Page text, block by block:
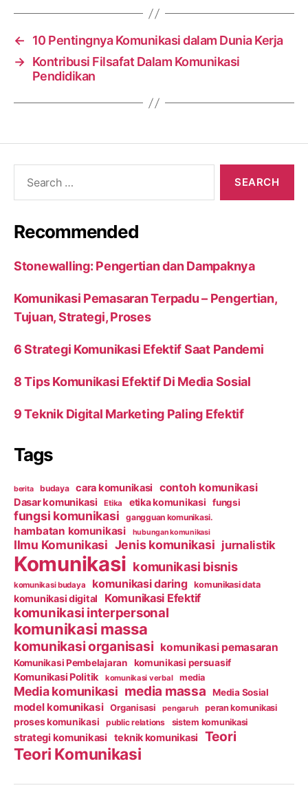
←
10 Pentingnya Komunikasi dalam Dunia Kerja
→ Kontribusi Filsafat Dalam Komunikasi
Pendidikan
Recommended
Stonewalling: Pengertian dan Dampaknya
Komunikasi Pemasaran Terpadu – Pengertian,
Tujuan, Strategi, Proses
6 Strategi Komunikasi Efektif Saat Pandemi
8 Tips Komunikasi Efektif Di Media Sosial
9 Teknik Digital Marketing Paling Efektif
Tags
berita budaya cara komunikasi contoh komunikasi
Dasar komunikasi Etika etika komunikasi fungsi
fungsi komunikasi gangguan komunikasi.
hambatan komunikasi hubungan komunikasi
Ilmu Komunikasi Jenis komunikasi jurnalistik
Komunikasi komunikasi bisnis
komunikasi budaya komunikasi daring komunikasi data
komunikasi digital Komunikasi Efektif
komunikasi interpersonal
komunikasi massa
komunikasi organisasi komunikasi pemasaran
Komunikasi Pembelajaran komunikasi persuasif
Komunikasi Politik komunikasi verbal media
Media komunikasi media massa Media Sosial
model komunikasi Organisasi pengaruh peran komunikasi
proses komunikasi public relations sistem komunikasi
strategi komunikasi teknik komunikasi Teori
Teori Komunikasi